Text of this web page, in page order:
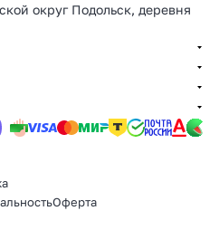
округ Подольск, деревня
Оферта